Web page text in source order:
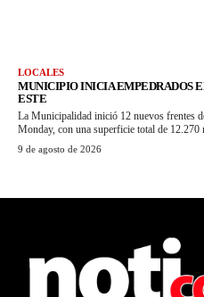
LOCALES
MUNICIPIO INICIA EMPEDRADOS
ESTE
La Municipalidad inició 12 nuevos frentes
Monday, con una superficie total de 12.270
9 de agosto de 2026